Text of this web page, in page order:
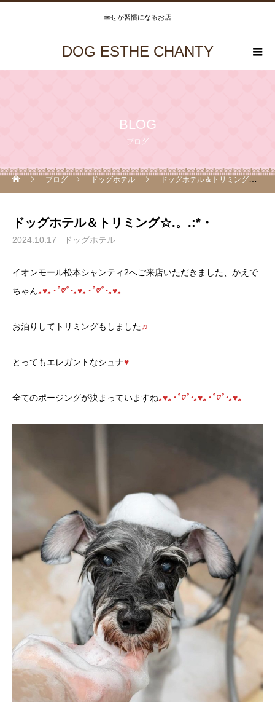
幸せが習慣になるお店
DOG ESTHE CHANTY
BLOG
ブログ
ブログ ドッグホテル ドッグホテル＆トリミング☆.。.:*・
ドッグホテル＆トリミング☆.。.:*・
2024.10.17 ドッグホテル
イオンモール松本シャンティ2へご来店いただきました、かえで
ちゃん｡♥｡･ﾟ♡ﾟ･｡♥｡･ﾟ♡ﾟ･｡♥｡
お泊りしてトリミングもしました♬
とってもエレガントなシュナ♥
全てのポージングが決まっていますね｡♥｡･ﾟ♡ﾟ･｡♥｡･ﾟ♡ﾟ･｡♥｡